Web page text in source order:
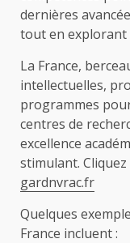
dernières
tout en explorant
La France,
intellectuelles,
programmes
centres de
excellence
stimulant.
gardnvrac.fr
Quelques
France incluent :